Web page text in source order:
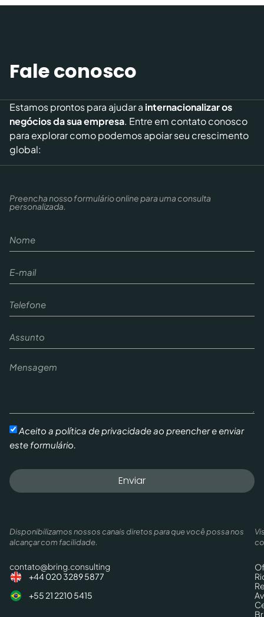
Fale conosco
Estamos prontos para ajudar a internacionalizar os
negócios da sua empresa. Entre em contato conosco
para explorar como podemos apoiar seu crescimento
global:
Preencha nosso formulário online para uma consulta
personalizada.
Aceito a política de privacidade ao preencher e enviar
este formulário.
Enviar
Disponibilizamos nossos canais diretos para que você possa nos
alcançar com facilidade.
contato@bring.consulting
+44 020 3289 5877
+55 21 2210 5415